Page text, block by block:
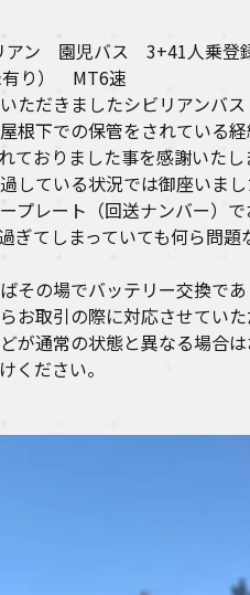
ン 園児バス 3+41人乗登
有り） MT6速
ただきましたシビリアンバ
根下での保管をされている
おりました事を感謝いたし
している状況では御座いま
プレート（回送ナンバー）
ぎてしまっていても何ら問
その場でバッテリー交換で
取引の際に対応させていた
が通常の状態と異なる場合
ください。